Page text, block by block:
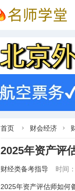
首页  财会经济 
2025年资产评
财经类备考指导 时间
2025年资产评估师如何